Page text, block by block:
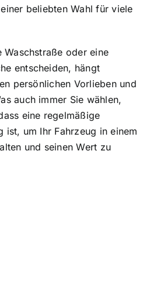
beliebten Wahl für viele
Waschstraße oder eine
entscheiden, hängt
persönlichen Vorlieben und
auch immer Sie wählen,
eine regelmäßige
ist, um Ihr Fahrzeug in einem
und seinen Wert zu